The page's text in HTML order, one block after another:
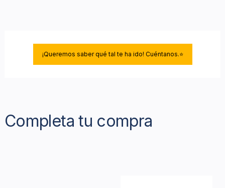
¡Queremos saber qué tal te ha ido! Cuéntanos.⭐
Completa tu compra